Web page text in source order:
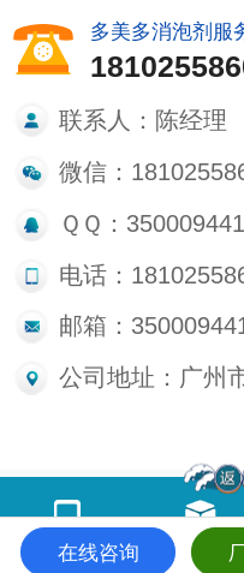
多美多消泡剂服
联系人：陈经理
微信：
ＱＱ：
电话：
邮箱：
公司地址：广州
电话咨询 产品中心
在线咨询